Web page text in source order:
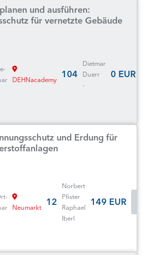
und ausführen:
für vernetzte Gebäude
DEHNacademy 104
Dietmar
Duerr
-
0 EUR
und Erdung für
Neumarkt 12
Norbert
Pfister
Raphael
Iberl
149 EUR